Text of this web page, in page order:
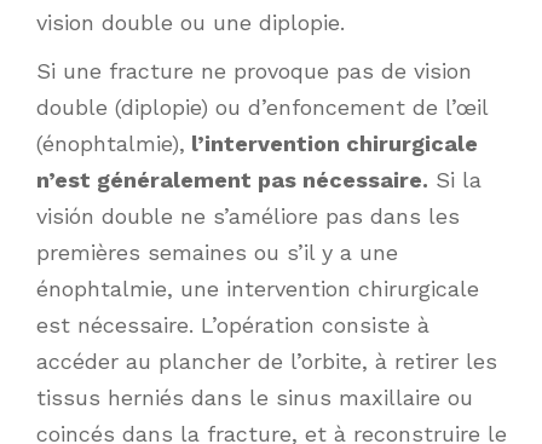
vision double ou une diplopie.
Si une fracture ne provoque pas de vision
double (diplopie) ou d’enfoncement de l’œil
(énophtalmie), l’intervention chirurgicale
n’est généralement pas nécessaire. Si la
visión double ne s’améliore pas dans les
premières semaines ou s’il y a une
énophtalmie, une intervention chirurgicale
est nécessaire. L’opération consiste à
accéder au plancher de l’orbite, à retirer les
tissus herniés dans le sinus maxillaire ou
coincés dans la fracture, et à reconstruire le